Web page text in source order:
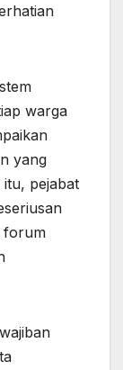
warga
yang
pejabat
forum